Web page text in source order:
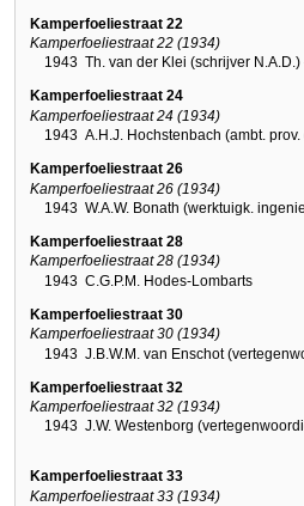
Kamperfoeliestraat 22
Kamperfoeliestraat 22 (1934)
1943 Th. van der Klei (schrijver
Kamperfoeliestraat 24
Kamperfoeliestraat 24 (1934)
1943 A.H.J. Hochstenbach (ambt.
Kamperfoeliestraat 26
Kamperfoeliestraat 26 (1934)
1943 W.A.W. Bonath (werktuigk.
Kamperfoeliestraat 28
Kamperfoeliestraat 28 (1934)
1943 C.G.P.M. Hodes-Lombarts
Kamperfoeliestraat 30
Kamperfoeliestraat 30 (1934)
1943 J.B.W.M. van Enschot
Kamperfoeliestraat 32
Kamperfoeliestraat 32 (1934)
1943 J.W. Westenborg
Kamperfoeliestraat 33
Kamperfoeliestraat 33 (1934)